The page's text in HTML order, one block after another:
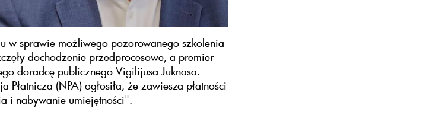
w sprawie możliwego pozorowanego szkolenia
dochodzenie przedprocesowe, a premier
doradcę publicznego Vigilijusa Juknasa.
Płatnicza (NPA) ogłosiła, że zawiesza płatności
i nabywanie umiejętności".